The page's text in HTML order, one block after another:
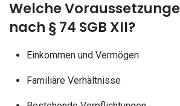
Welche
nach § 74 SGB XII?
Einkommen und Vermögen
Familiäre Verhältnisse